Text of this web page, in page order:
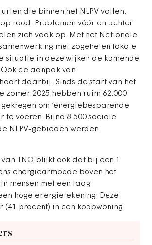
die binnen het NLPV vallen,
rood. Problemen vóór en achter
zich vaak op. Met het Nationale
met zogeheten lokale
situatie in deze wijken de komende
de aanpak van
daarbij. Sinds de start van het
zomer 2025 hebben ruim 62.000
om ‘energiebesparende
te voeren. Bijna 8.500 sociale
NLPV-gebieden werden
TNO blijkt ook dat bij een 1
energiearmoede boven het
mensen met een laag
hoge energierekening. Deze
(41 procent) in een koopwoning.